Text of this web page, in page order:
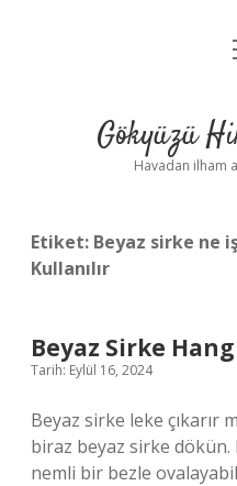
Gökyüzü
Havadan ilham
Etiket: Beyaz sirke ne
Kullanılır
Beyaz Sirke
Tarih: Eylül 16, 2024
Beyaz sirke leke çıkarır
biraz beyaz sirke
nemli bir bezle